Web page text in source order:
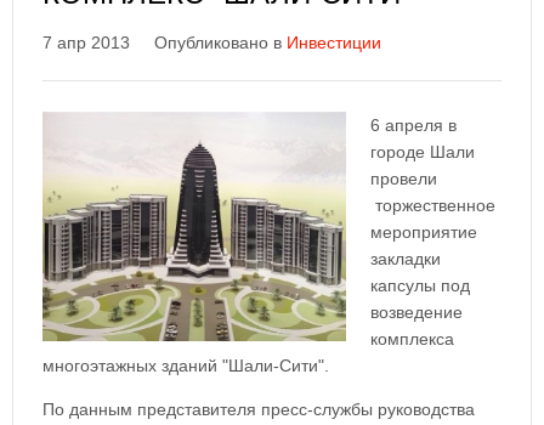
7 апр 2013 Опубликовано в Инвестиции
6 апреля в
городе Шали
провели
торжественное
мероприятие
закладки
капсулы под
возведение
комплекса
многоэтажных зданий "Шали-Сити".
По данным представителя пресс-службы руководства